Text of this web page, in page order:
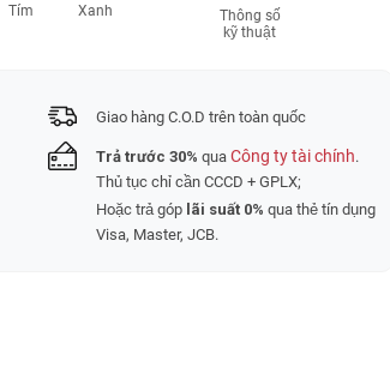
Tím Xanh
Thông số
kỹ thuật
Giao hàng C.O.D trên toàn quốc
Trả trước 30% qua Công ty tài chính.
Thủ tục chỉ cần CCCD + GPLX;
Hoặc trả góp lãi suất 0% qua thẻ tín dụng
Visa, Master, JCB.